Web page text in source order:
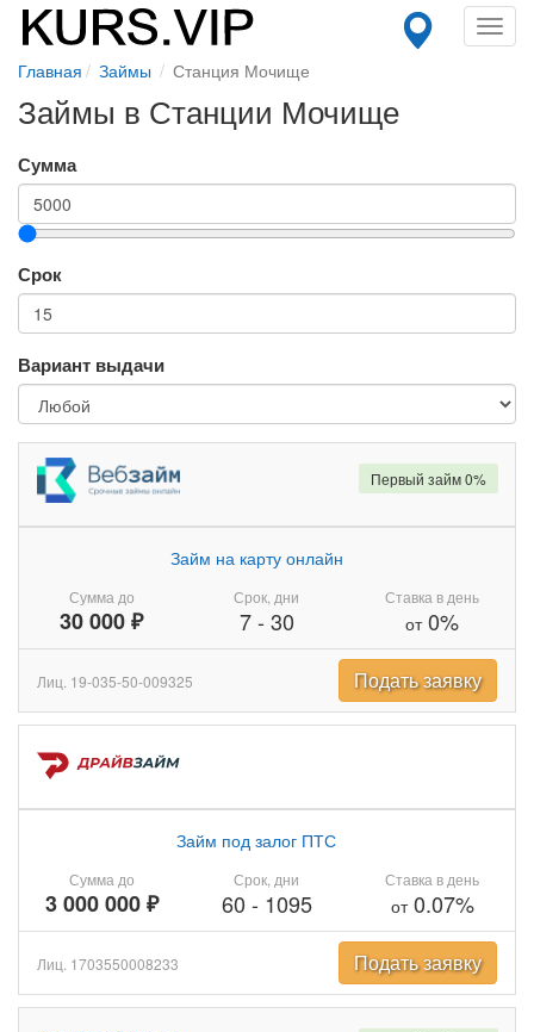
Главная Займы Станция Мочище
Займы в Станции Мочище
Сумма
Срок
Вариант выдачи
Сумма до
30 000 ₽
Займ на карту онлайн
Срок, дни
7- 30
Ставка в день
от0%
Первый займ 0%
Лиц. 19-035-50-009325 Подать заявку
Сумма до
3 000 000 ₽
Займ под залог ПТС
Срок, дни
60 - 1095
Ставка в день
от0.07%
Лиц. 1703550008233 Подать заявку